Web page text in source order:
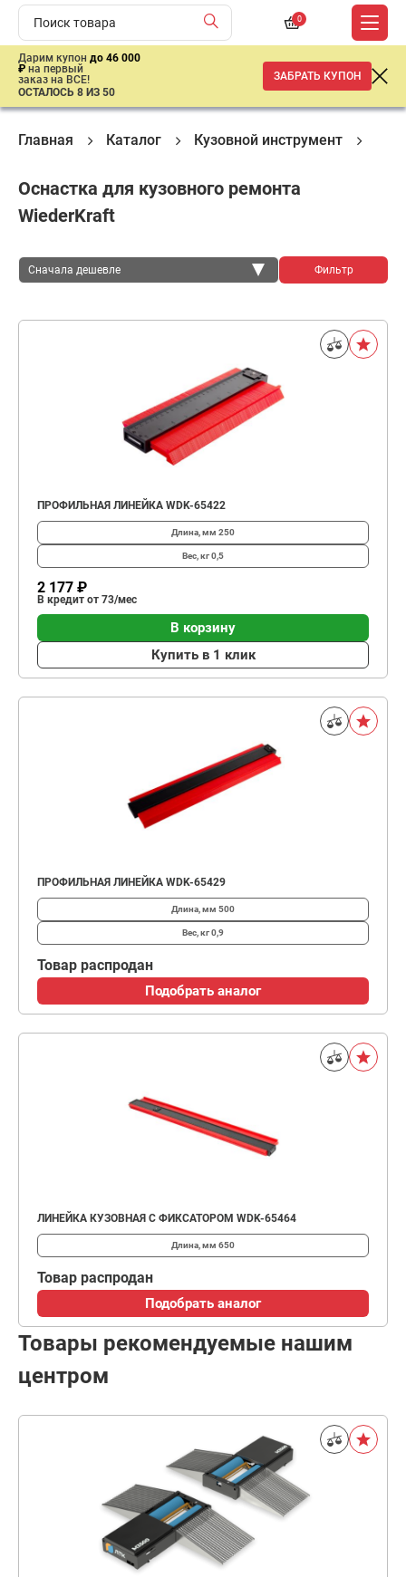
0
Дарим купон до 46 000
₽ на первый
заказ на ВСЕ!
ОСТАЛОСЬ 8 ИЗ 50
ЗАБРАТЬ КУПОН
Главная Каталог Кузовной инструмент
Оснастка для кузовного ремонта
WiederKraft
Сначала дешевле Фильтр
ПРОФИЛЬНАЯ ЛИНЕЙКА WDK-65422
Длина, мм 250
Вес, кг0,5
2 177 ₽
В кредит от 73/мес
В корзину
Купить в 1 клик
ПРОФИЛЬНАЯ ЛИНЕЙКА WDK-65429
Длина, мм 500
Вес, кг0,9
Товар распродан
Подобрать аналог
ЛИНЕЙКА КУЗОВНАЯ С ФИКСАТОРОМ WDK-65464
Длина, мм 650
Товар распродан
Подобрать аналог
Товары рекомендуемые нашим
центром